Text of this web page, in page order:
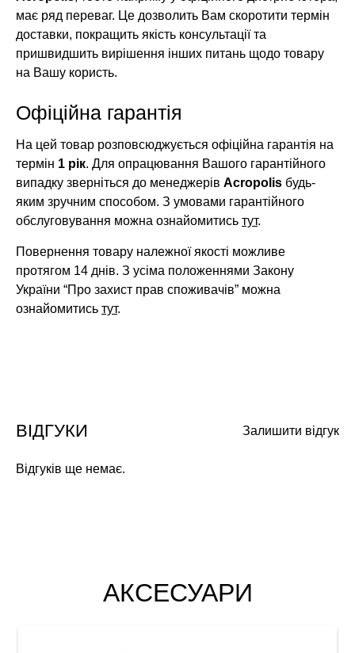
має ряд переваг. Це дозволить Вам скоротити термін
доставки, покращить якість консультації та
пришвидшить вирішення інших питань щодо товару
на Вашу користь.
Офіційна гарантія
На цей товар розповсюджується офіційна гарантія на
термін 1 рік. Для опрацювання Вашого гарантійного
випадку зверніться до менеджерів Acropolis будь-
яким зручним способом. З умовами гарантійного
обслуговування можна ознайомитись тут.
Повернення товару належної якості можливе
протягом 14 днів. З усіма положеннями Закону
України “Про захист прав споживачів” можна
ознайомитись тут.
Залишити відгук
ВІДГУКИ
Відгуків ще немає.
АКСЕСУАРИ